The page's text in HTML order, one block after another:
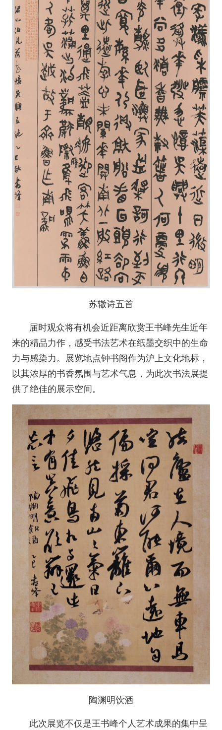
苏辙诗五首
届时观众将有机会近距离欣赏王书峰先生近年
来的精品力作，感受书法艺术在纸墨交织中的生命
力与感染力。展览地点钟书阁作为沪上文化地标，
以其浓厚的书香氛围与艺术气息，为此次书法展提
供了绝佳的展示空间。
陶渊明饮酒
此次展览不仅是王书峰个人艺术成果的集中呈